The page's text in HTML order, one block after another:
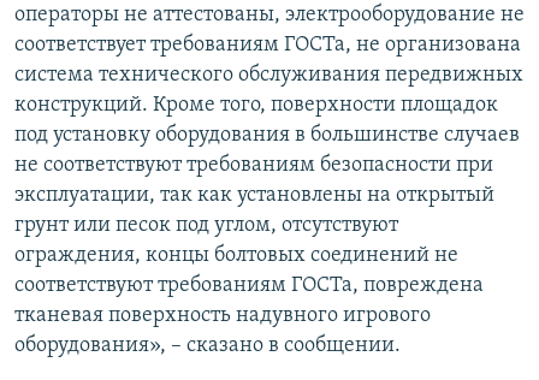
операторы не аттестованы, электрооборудование не
соответствует требованиям ГОСТа, не организована
система технического обслуживания передвижных
конструкций. Кроме того, поверхности площадок
под установку оборудования в большинстве случаев
не соответствуют требованиям безопасности при
эксплуатации, так как установлены на открытый
грунт или песок под углом, отсутствуют
ограждения, концы болтовых соединений не
соответствуют требованиям ГОСТа, повреждена
тканевая поверхность надувного игрового
оборудования», – сказано в сообщении.